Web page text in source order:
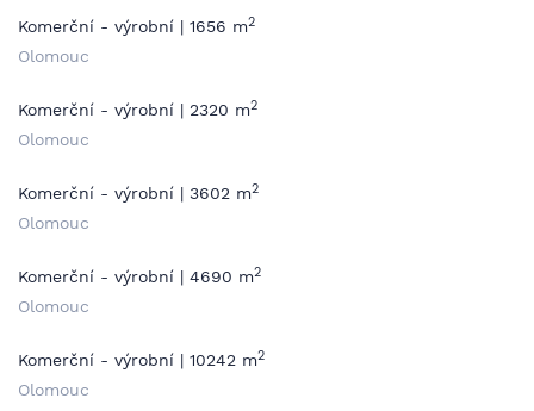
Komerční - výrobní | 1656 m2
Olomouc
Komerční - výrobní | 2320 m2
Olomouc
Komerční - výrobní | 3602 m2
Olomouc
Komerční - výrobní | 4690 m2
Olomouc
Komerční - výrobní | 10242 m2
Olomouc